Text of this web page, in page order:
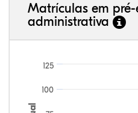
Matrículas em
administrativa
100
125